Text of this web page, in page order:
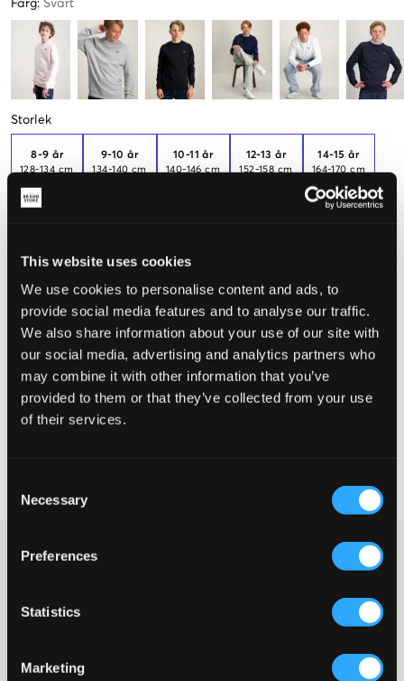
This website uses cookies
We use cookies to personalise content and ads, to
provide social media features and to analyse our traffic.
We also share information about your use of our site with
our social media, advertising and analytics partners who
may combine it with other information that you’ve
provided to them or that they’ve collected from your use
of their services.
Selection
Necessary
Preferences
Statistics
Marketing
Färg: Svart
Storlek
8-9 år
128-134 cm
9-10 år
134-140 cm
10-11 år
140-146 cm
12-13 år
152-158 cm
14-15 år
164-170 cm
15-16 år
Upplevd storlek
Liten
STORLEKSGUIDE
VÄLJ STORLEK
Leverans2-4 vardagar
Svart sweatshirt från Lyle & Scott. Tröjan har rund halsringning
och muddar i ärmslut och nedtill. Märkets klassiska logga är
bäst till jeans och sneakers.
Mudd i ärmslut och midja